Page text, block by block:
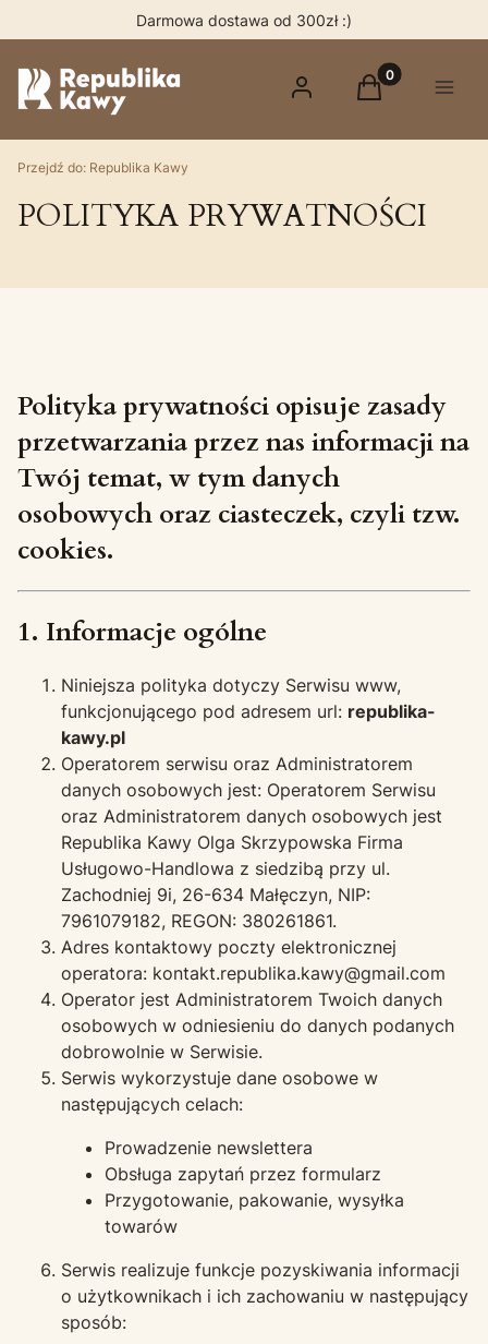
Darmowa dostawa od 300zł :)
Zaloguj sięProdukty w
Koszyk Menu
Przejdź do: Republika Kawy
POLITYKA PRYWATNOŚCI
Polityka prywatności opisuje zasady
przetwarzania przez nas informacji na
Twój temat, w tym danych
osobowych oraz ciasteczek, czyli tzw.
cookies.
1. Informacje ogólne
Niniejsza polityka dotyczy Serwisu www,
funkcjonującego pod adresem url: republika-
kawy.pl
Operatorem serwisu oraz Administratorem
danych osobowych jest: Operatorem Serwisu
oraz Administratorem danych osobowych jest
Republika Kawy Olga Skrzypowska Firma
Usługowo-Handlowa z siedzibą przy ul.
Zachodniej 9i, 26-634 Małęczyn, NIP:
7961079182, REGON: 380261861.
Adres kontaktowy poczty elektronicznej
operatora: kontakt.republika.kawy@gmail.com
Operator jest Administratorem Twoich danych
osobowych w odniesieniu do danych podanych
dobrowolnie w Serwisie.
Serwis wykorzystuje dane osobowe w
następujących celach:
Prowadzenie newslettera
Obsługa zapytań przez formularz
Przygotowanie, pakowanie, wysyłka
towarów
Serwis realizuje funkcje pozyskiwania informacji
o użytkownikach i ich zachowaniu w następujący
sposób: